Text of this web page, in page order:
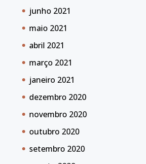
junho 2021
maio 2021
abril 2021
março 2021
janeiro 2021
dezembro 2020
novembro 2020
outubro 2020
setembro 2020